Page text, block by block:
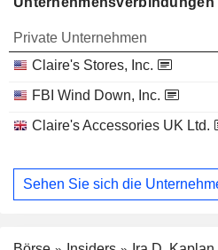
Private Unternehmen
Claire's Stores, Inc.
FBI Wind Down, Inc.
Claire's Accessories UK Ltd.
Sehen Sie sich die